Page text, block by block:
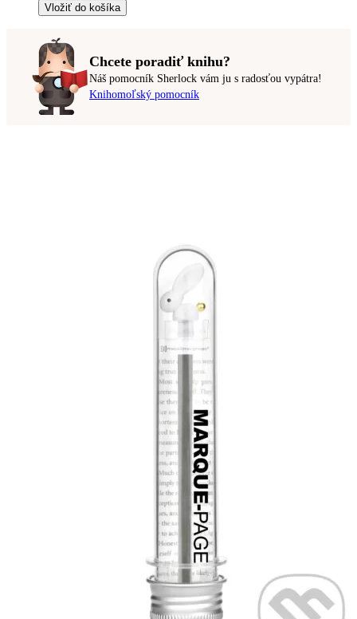
Vložiť do košíka
Chcete poradiť knihu?
Náš pomocník Sherlock vám ju s radosťou vypátra!
Knihomoľský pomocník